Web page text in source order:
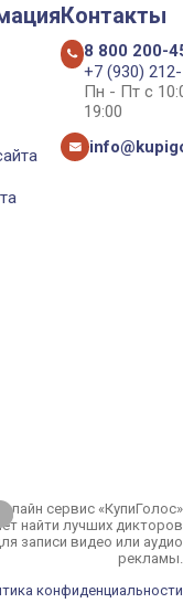
Контакты
8 800 200-
+7 (930)
Пн - Пт с
19:00
сервис «КупиГолос»
найти лучших дикторов
записи видео или аудио
рекламы.
конфиденциальности